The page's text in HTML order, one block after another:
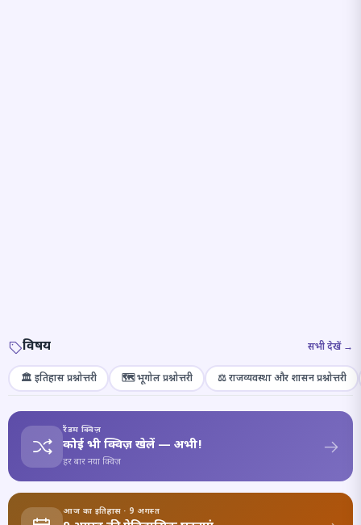
विषय सभी देखें →
🏛️ इतिहास प्रश्नोत्तरी 🗺️ भूगोल प्रश्नोत्तरी ⚖️ राजव्यवस्था और शासन प्रश्नोत्तरी
रैंडम क्विज़
कोई भी क्विज़ खेलें — अभी!
हर बार नया क्विज़
आज का इतिहास · 9 अगस्त